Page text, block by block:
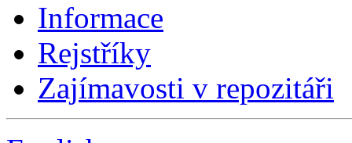
Informace
Rejstříky
Zajímavosti v repozitáři